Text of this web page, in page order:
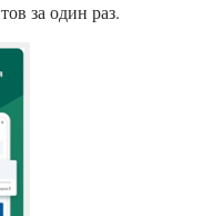
за один раз.